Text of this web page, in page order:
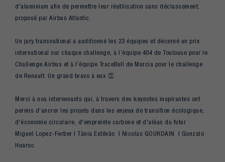
d'aluminium afin de permettre leur réutilisation sans déclassement,
proposé par Airbus Atlantic.
Un jury transnational a auditionné les 23 équipes et décerné un prix
international sur chaque challenge, à l’équipe 404 de Toulouse pour le
Challenge Airbus et à l’équipe TraceBull de Murcia pour le challenge
de Renault. Un grand bravo à eux 👏
Merci à nos intervenants qui, à travers des keynotes inspirantes ont
permis d’ancrer les projets dans les enjeux de transition écologique,
d'économie circulaire, d'empreinte carbone et d'aléas du futur
Miguel Lopez-Ferber | Tânia Estêvão | Nicolas GOURDAIN | Gonzalo
Huaroc